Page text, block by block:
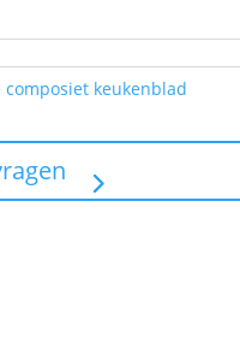
composiet keukenblad